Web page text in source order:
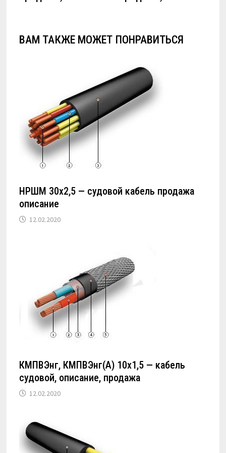
ВАМ ТАКЖЕ МОЖЕТ ПОНРАВИТЬСЯ
НРШМ 30х2,5 — судовой кабель продажа
описание
12.02.2020
КМПВЭнг, КМПВЭнг(А) 10х1,5 — кабель
судовой, описание, продажа
12.02.2020